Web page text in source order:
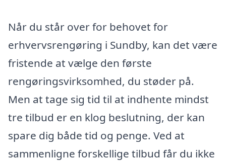
Når du står over for behovet for
erhvervsrengøring i Sundby, kan det være
fristende at vælge den første
rengøringsvirksomhed, du støder på.
Men at tage sig tid til at indhente mindst
tre tilbud er en klog beslutning, der kan
spare dig både tid og penge. Ved at
sammenligne forskellige tilbud får du ikke